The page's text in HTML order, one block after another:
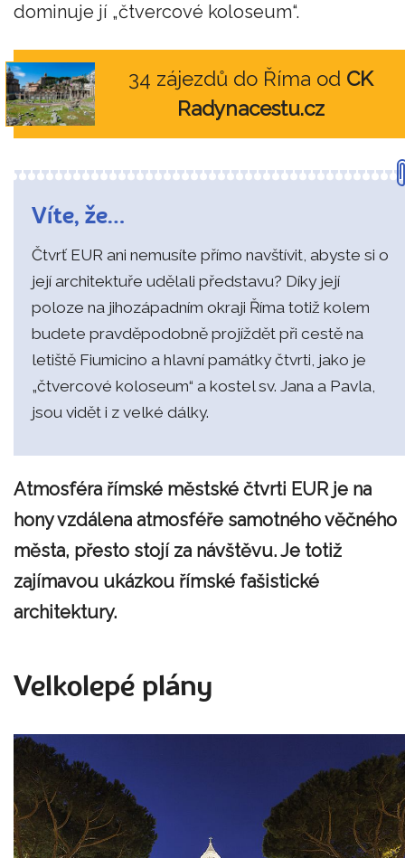
dominuje jí „čtvercové koloseum“.
34 zájezdů do Říma od CK
Radynacestu.cz
Víte, že…
Čtvrť EUR ani nemusíte přímo navštívit, abyste si o
její architektuře udělali představu? Díky její
poloze na jihozápadním okraji Říma totiž kolem
budete pravděpodobně projíždět při cestě na
letiště Fiumicino a hlavní památky čtvrti, jako je
„čtvercové koloseum“ a kostel sv. Jana a Pavla,
jsou vidět i z velké dálky.
Atmosféra římské městské čtvrti EUR je na
hony vzdálena atmosféře samotného věčného
města, přesto stojí za návštěvu. Je totiž
zajímavou ukázkou římské fašistické
architektury.
Velkolepé plány